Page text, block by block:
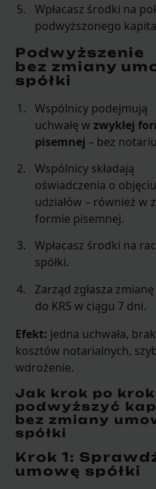
Wpłacasz środki na
podwyższonego
Podwyższenie
bez zmiany
spółki
Wspólnicy podejmują
uchwałę wzwykłej
pisemnej – bez
Wspólnicy składają
oświadczenia o objęciu
udziałów – również w
formie pisemnej.
Wpłacasz środki na
spółki.
Zarząd zgłasza zmianę
do KRS w ciągu 7 dni.
Efekt: jedna uchwała, brak
kosztów notarialnych,
wdrożenie.
Jak krok po
podwyższyć
bez zmiany
spółki
Krok 1:
umowę spółki